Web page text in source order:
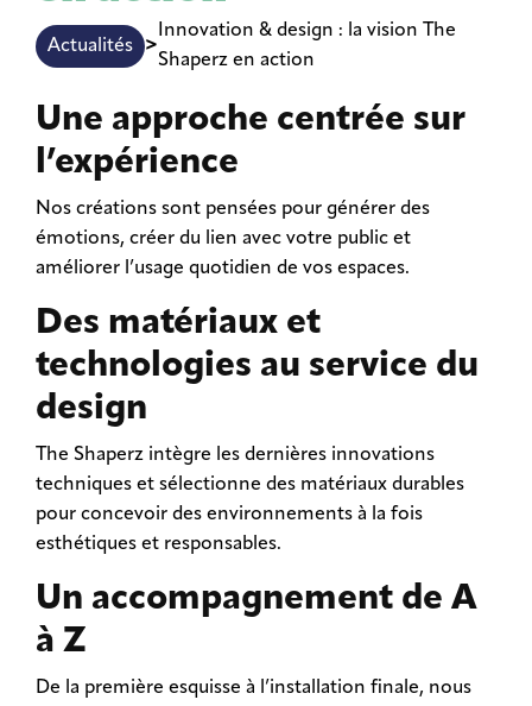
Actualités >
Innovation & design : la vision The
Shaperz en action
Une approche centrée sur
l’expérience
Nos créations sont pensées pour générer des
émotions, créer du lien avec votre public et
améliorer l’usage quotidien de vos espaces.
Des matériaux et
technologies au service du
design
The Shaperz intègre les dernières innovations
techniques et sélectionne des matériaux durables
pour concevoir des environnements à la fois
esthétiques et responsables.
Un accompagnement de A
à Z
De la première esquisse à l’installation finale, nous